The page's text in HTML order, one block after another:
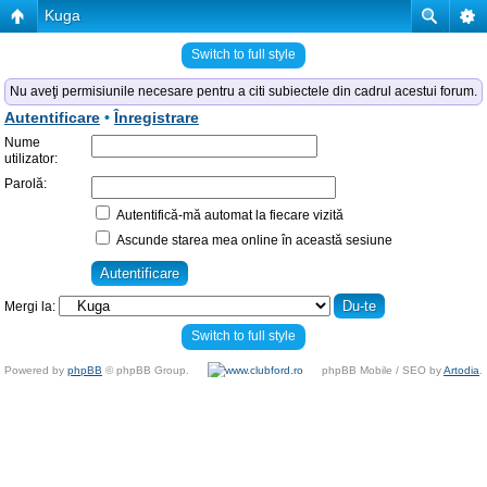
Kuga
Switch to full style
Nu aveţi permisiunile necesare pentru a citi subiectele din cadrul acestui forum.
Autentificare • Înregistrare
Nume
utilizator:
Parolă:
Autentifică-mă automat la fiecare vizită
Ascunde starea mea online în această sesiune
Mergi la:
Switch to full style
Powered by phpBB © phpBB Group. phpBB Mobile / SEO byArtodia